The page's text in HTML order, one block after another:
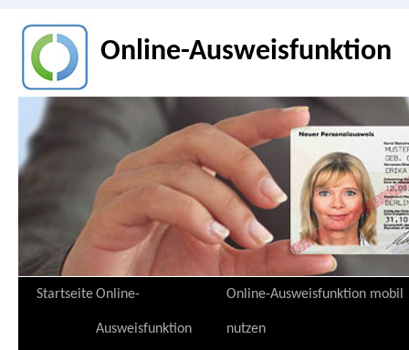
Online-Ausweisfunktion
Zum
StartseiteOnline-
Ausweisfunktion
Online-Ausweisfunktion mobil
nutzen